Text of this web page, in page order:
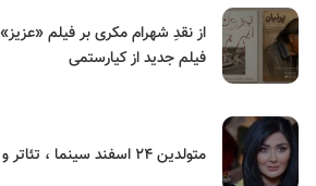
از نقدِ شهرام مکری بر فیلم
فیلم جدید از کیارستمی
متولدین ۲۴ اسفند سینما ، تئاتر و موسیقی؛ مریم معصومی